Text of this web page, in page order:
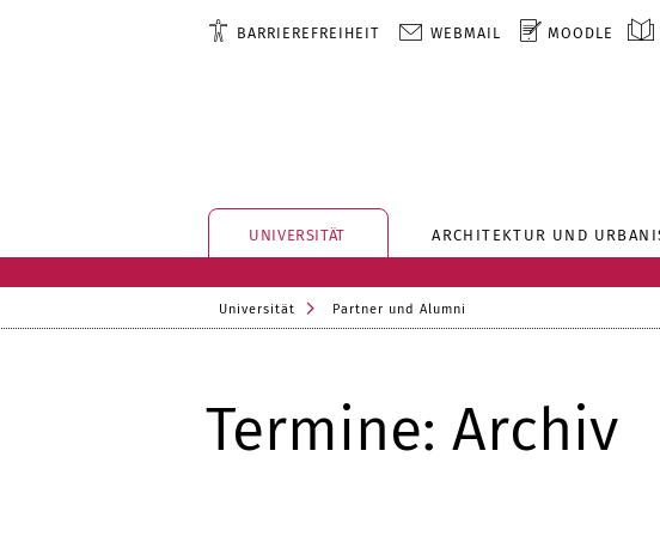
BARRIEREFREIHEIT WEBMAIL MOODLE
UNIVERSITÄT ARCHITEKTUR UND
Universität Partner und Alumni
Termine: Archiv